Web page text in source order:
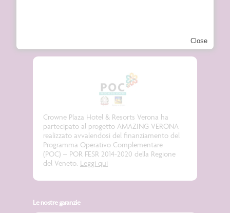
Crowne Plaza Hotel & Resorts Verona ha
partecipato al progetto AMAZING VERONA
realizzato avvalendosi del finanziamento del
Programma Operativo Complementare
(POC) – POR FESR 2014-2020 della Regione
del Veneto. Leggi qui
Le nostre garanzie
Close